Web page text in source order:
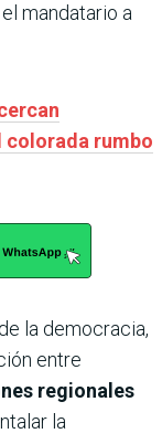
mandatario a
colorada rumbo
la democracia,
entre
regionales
la